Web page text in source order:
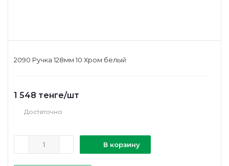
2090 Ручка 128мм 10 Хром белый
1 548 тенге/шт
Достаточно
В корзину